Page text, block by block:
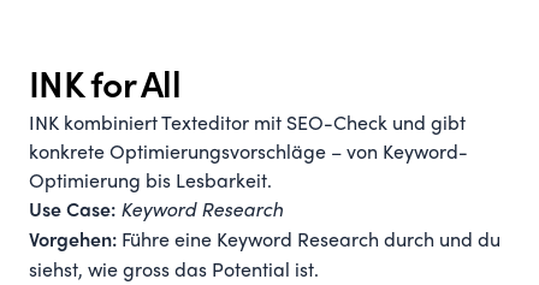
INK for All
INK kombiniert Texteditor mit SEO-Check und gibt
konkrete Optimierungsvorschläge – von Keyword-
Optimierung bis Lesbarkeit.
Use Case: Keyword Research
Vorgehen: Führe eine Keyword Research durch und du
siehst, wie gross das Potential ist.